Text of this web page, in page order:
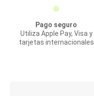
Pago seguro
Utiliza Apple Pay, Visa y
tarjetas internacionales